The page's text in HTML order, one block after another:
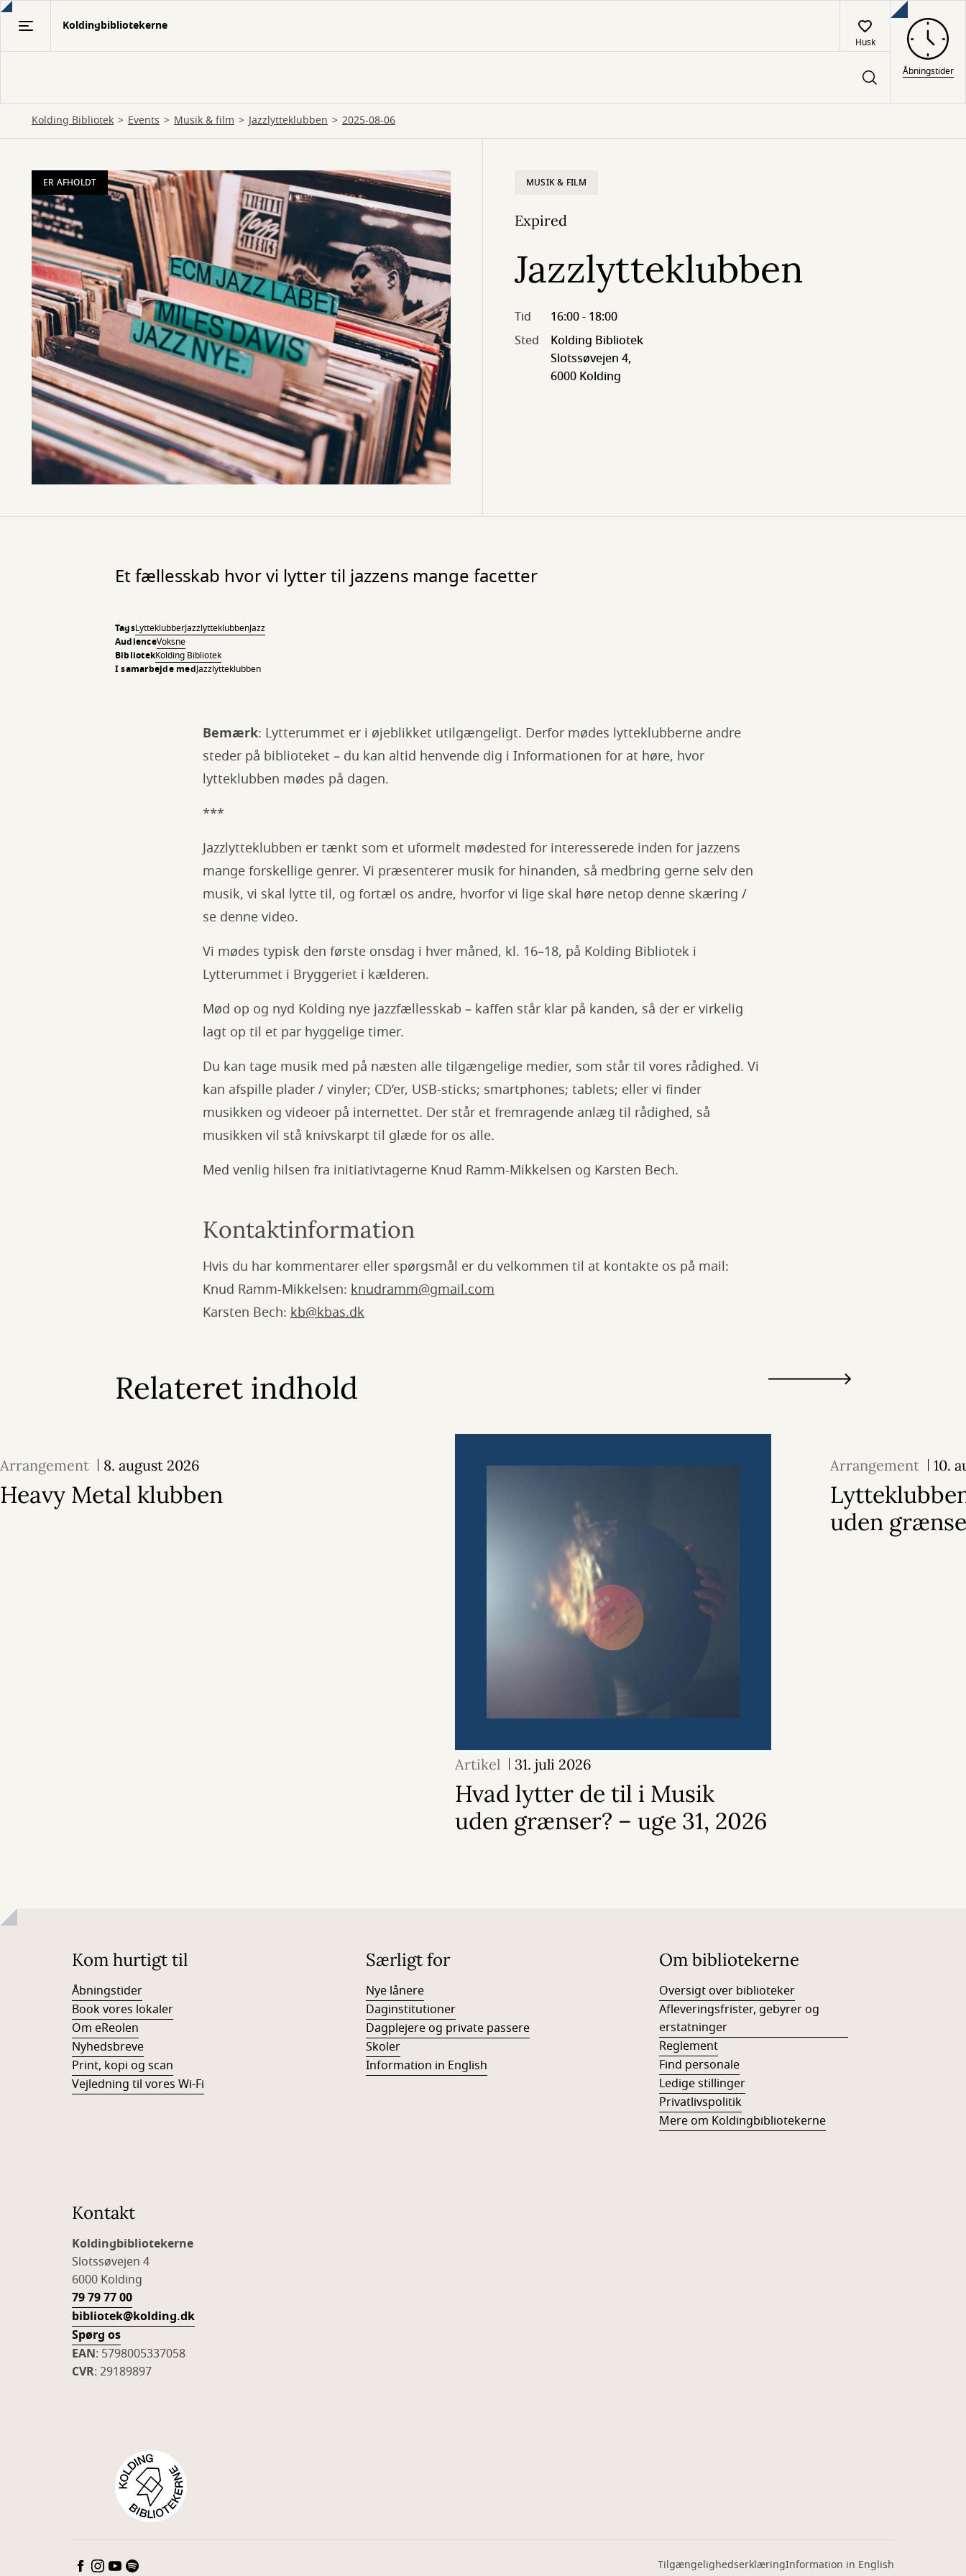
Gå
Koldingbibliotekerne
Husk
Åbningstider
Kolding Bibliotek Events Musik & film Jazzlytteklubben 2025-08-06
ER AFHOLDT MUSIK & FILM
Expired
Jazzlytteklubben
Tid
16:00 - 18:00
Sted
Kolding Bibliotek
Slotssøvejen 4,
6000 Kolding
Et fællesskab hvor vi lytter til jazzens mange facetter
TagsLytteklubberJazzlytteklubbenJazz
AudienceVoksne
BibliotekKolding Bibliotek
I samarbejde medJazzlytteklubben
Bemærk: Lytterummet er i øjeblikket utilgængeligt. Derfor mødes lytteklubberne andre
steder på biblioteket – du kan altid henvende dig i Informationen for at høre, hvor
lytteklubben mødes på dagen.
***
Jazzlytteklubben er tænkt som et uformelt mødested for interesserede inden for jazzens
mange forskellige genrer. Vi præsenterer musik for hinanden, så medbring gerne selv den
musik, vi skal lytte til, og fortæl os andre, hvorfor vi lige skal høre netop denne skæring /
se denne video.
Vi mødes typisk den første onsdag i hver måned, kl. 16–18, på Kolding Bibliotek i
Lytterummet i Bryggeriet i kælderen.
Mød op og nyd Kolding nye jazzfællesskab – kaffen står klar på kanden, så der er virkelig
lagt op til et par hyggelige timer.
Du kan tage musik med på næsten alle tilgængelige medier, som står til vores rådighed. Vi
kan afspille plader / vinyler; CD’er, USB-sticks; smartphones; tablets; eller vi finder
musikken og videoer på internettet. Der står et fremragende anlæg til rådighed, så
musikken vil stå knivskarpt til glæde for os alle.
Med venlig hilsen fra initiativtagerne Knud Ramm-Mikkelsen og Karsten Bech.
Kontaktinformation
Hvis du har kommentarer eller spørgsmål er du velkommen til at kontakte os på mail:
Knud Ramm-Mikkelsen: knudramm@gmail.com
Karsten Bech: kb@kbas.dk
Relateret indhold
Arrangement 8. august 2026
Heavy Metal klubben
Artikel 31. juli 2026
Hvad lytter de til i Musik
uden grænser? – uge 31, 2026
Arrangement 10.
uden
Kom hurtigt til
Åbningstider
Book vores lokaler
Om eReolen
Nyhedsbreve
Print, kopi og scan
Vejledning til vores Wi-Fi
Særligt for
Nye lånere
Daginstitutioner
Dagplejere og private passere
Skoler
Information in English
Om bibliotekerne
Oversigt over biblioteker
Afleveringsfrister, gebyrer og
erstatninger
Reglement
Find personale
Ledige stillinger
Privatlivspolitik
Mere om Koldingbibliotekerne
Kontakt
Koldingbibliotekerne
Slotssøvejen 4
6000 Kolding
79 79 77 00
bibliotek@kolding.dk
Spørg os
EAN: 5798005337058
CVR: 29189897
TilgængelighedserklæringInformation in English